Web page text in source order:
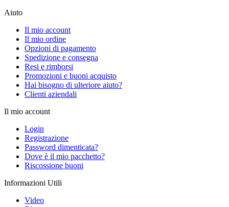
Aiuto
Il mio account
Il mio ordine
Opzioni di pagamento
Spedizione e consegna
Resi e rimborsi
Promozioni e buoni acquisto
Hai bisogno di ulteriore aiuto?
Clienti aziendali
Il mio account
Login
Registrazione
Password dimenticata?
Dove è il mio pacchetto?
Riscossione buoni
Informazioni Utili
Video